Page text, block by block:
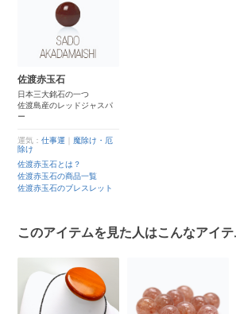
佐渡赤玉石
日本三大銘石の一つ
佐渡島産のレッドジャスパ
ー
運気：仕事運
魔除け・厄
除け
佐渡赤玉石とは？
佐渡赤玉石の商品一覧
佐渡赤玉石のブレスレット
このアイテムを見た人はこんなアイ